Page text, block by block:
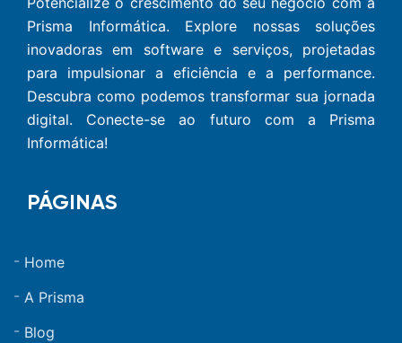
Prisma Informática. Explore nossas soluções
inovadoras em software e serviços, projetadas
para impulsionar a eficiência e a performance.
Descubra como podemos transformar sua jornada
digital. Conecte-se ao futuro com a Prisma
Informática!
PÁGINAS
Home
A Prisma
Blog